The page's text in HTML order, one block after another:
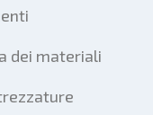
dei materiali